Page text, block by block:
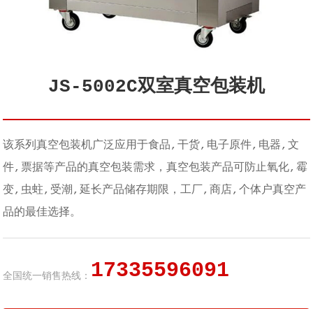
JS-5002C双室真空包装机
该系列真空包装机广泛应用于食品,干货,电子原件,电器,文
件,票据等产品的真空包装需求，真空包装产品可防止氧化,霉
变,虫蛀,受潮,延长产品储存期限，工厂,商店,个体户真空产
品的最佳选择。
全国统一销售热线： 17335596091